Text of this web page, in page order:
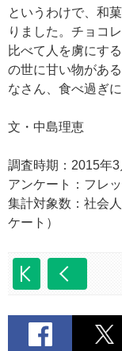
というわけで、和
りました。チョコ
比べて人を虜にす
の世に甘い物があ
なさん、食べ過ぎ
文・中島理恵
調査時期：2015年3
アンケート：フレ
集計対象数：社会
ケート）